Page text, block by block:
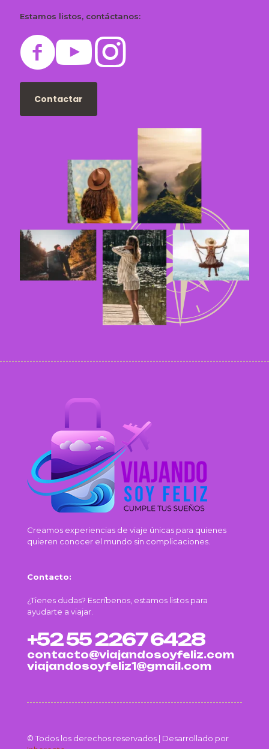
Estamos listos, contáctanos:
Contactar
Creamos experiencias de viaje únicas para quienes
quieren conocer el mundo sin complicaciones.
Contacto:
¿Tienes dudas? Escríbenos, estamos listos para
ayudarte a viajar.
+52 55 2267 6428
contacto@viajandosoyfeliz.com
viajandosoyfeliz1@gmail.com
© Todos los derechos reservados | Desarrollado por